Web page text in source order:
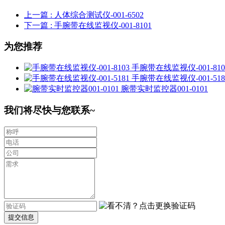
上一篇 : 人体综合测试仪-001-6502
下一篇 : 手腕带在线监视仪-001-8101
为您推荐
手腕带在线监视仪-001-
手腕带在线监视仪-001-
腕带实时监控器001-0101
我们将尽快与您联系~
提交信息